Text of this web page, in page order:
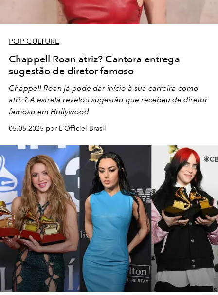
POP CULTURE
Chappell Roan atriz? Cantora entrega
sugestão de diretor famoso
Chappell Roan já pode dar início à sua carreira como
atriz? A estrela revelou sugestão que recebeu de diretor
famoso em Hollywood
05.05.2025 por L'Officiel Brasil